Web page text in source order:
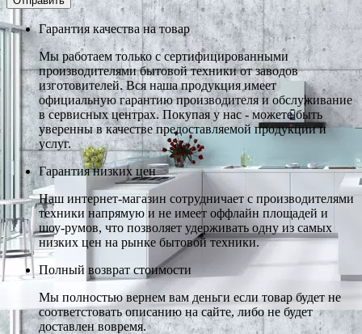
Гарантия качества на товар
Мы работаем только с сертифицированными
производителями бытовой техники от заводов
изготовителей. Вся наша продукция имеет
официальную гарантию производителя и обслуживание
в сервисных центрах. Покупая у нас - можете быть
уверенны в качестве предоставляемой продукции и
услуг.
Гарантия низких цен
Наш интернет-магазин сотрудничает с производителями
техники напрямую и не имеет оффлайн площадей и
шоу-румов, что позволяет удерживать одну из самых
низких цен на рынке бытовой техники.
Полный возврат стоимости
Мы полностью вернем вам деньги если товар будет не
соответстовать описанию на сайте, либо не будет
доставлен вовремя.